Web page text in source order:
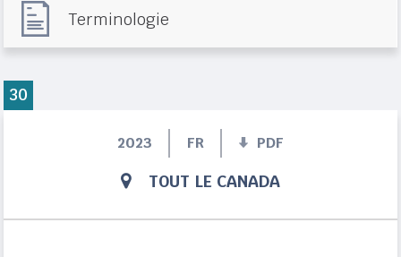
Terminologie
2023 FR PDF
TOUT LE CANADA
30